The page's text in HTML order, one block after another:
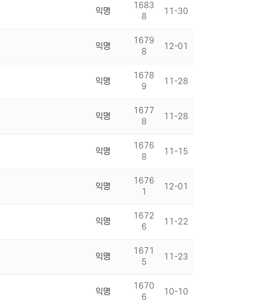
익명
1683
8
11-30
익명
1679
8
12-01
익명
1678
9
11-28
익명
1677
8
11-28
익명
1676
8
11-15
익명
1676
1
12-01
익명
1672
6
11-22
익명
1671
5
11-23
익명
1670
6
10-10